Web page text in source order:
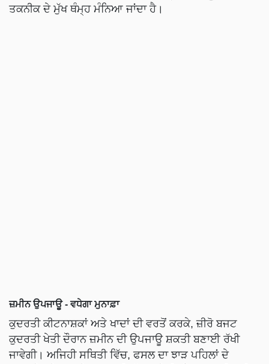
ਤਕਨੀਕ ਦੇ ਮੁੱਖ ਥੰਮ੍ਹ ਮੰਨਿਆ ਜਾਂਦਾ ਹੈ।
ਜ਼ਮੀਨ ਉਪਜਾਊ - ਵਧੇਗਾ ਮੁਨਾਫ਼ਾ
ਕੁਦਰਤੀ ਕੀਟਨਾਸ਼ਕਾਂ ਅਤੇ ਖਾਦਾਂ ਦੀ ਵਰਤੋਂ ਕਰਕੇ, ਜ਼ੀਰੋ ਬਜਟ
ਕੁਦਰਤੀ ਖੇਤੀ ਦੌਰਾਨ ਜ਼ਮੀਨ ਦੀ ਉਪਜਾਊ ਸ਼ਕਤੀ ਬਣਾਈ ਰੱਖੀ
ਜਾਵੇਗੀ। ਅਜਿਹੀ ਸਥਿਤੀ ਵਿੱਚ, ਫਸਲ ਦਾ ਝਾੜ ਪਹਿਲਾਂ ਦੇ